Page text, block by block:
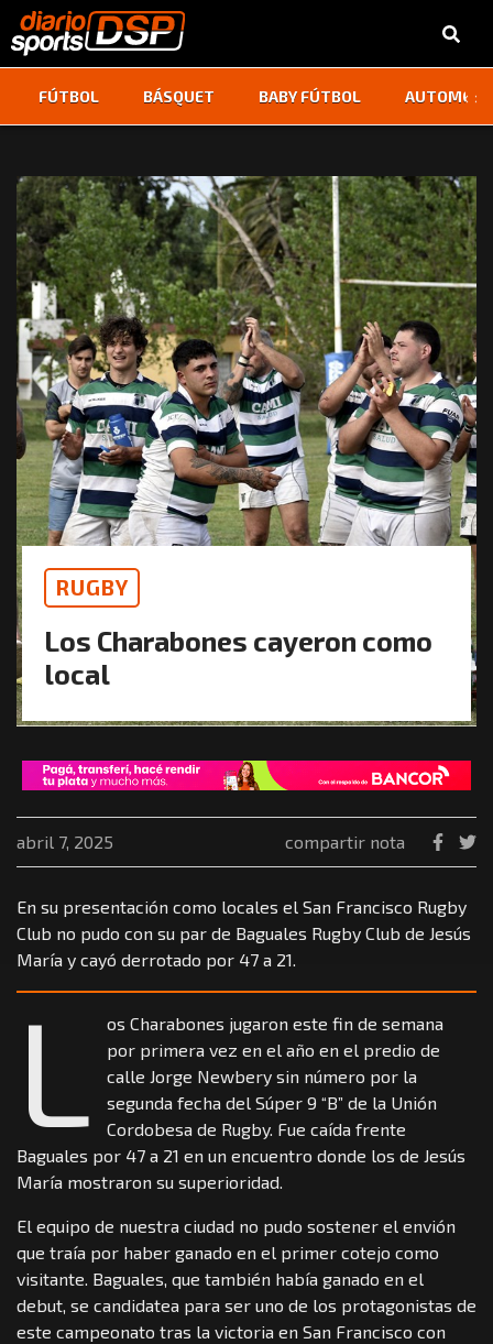
FÚTBOL BÁSQUET BABY FÚTBOL ‹ ›
RUGBY
Los Charabones cayeron como
local
abril 7, 2025 compartir nota
En su presentación como locales el San Francisco Rugby
Club no pudo con su par de Baguales Rugby Club de Jesús
María y cayó derrotado por 47 a 21.
L
os Charabones jugaron este fin de semana
por primera vez en el año en el predio de
calle Jorge Newbery sin número por la
segunda fecha del Súper 9 “B” de la Unión
Cordobesa de Rugby. Fue caída frente
Baguales por 47 a 21 en un encuentro donde los de Jesús
María mostraron su superioridad.
El equipo de nuestra ciudad no pudo sostener el envión
que traía por haber ganado en el primer cotejo como
visitante. Baguales, que también había ganado en el
debut, se candidatea para ser uno de los protagonistas de
este campeonato tras la victoria en San Francisco con